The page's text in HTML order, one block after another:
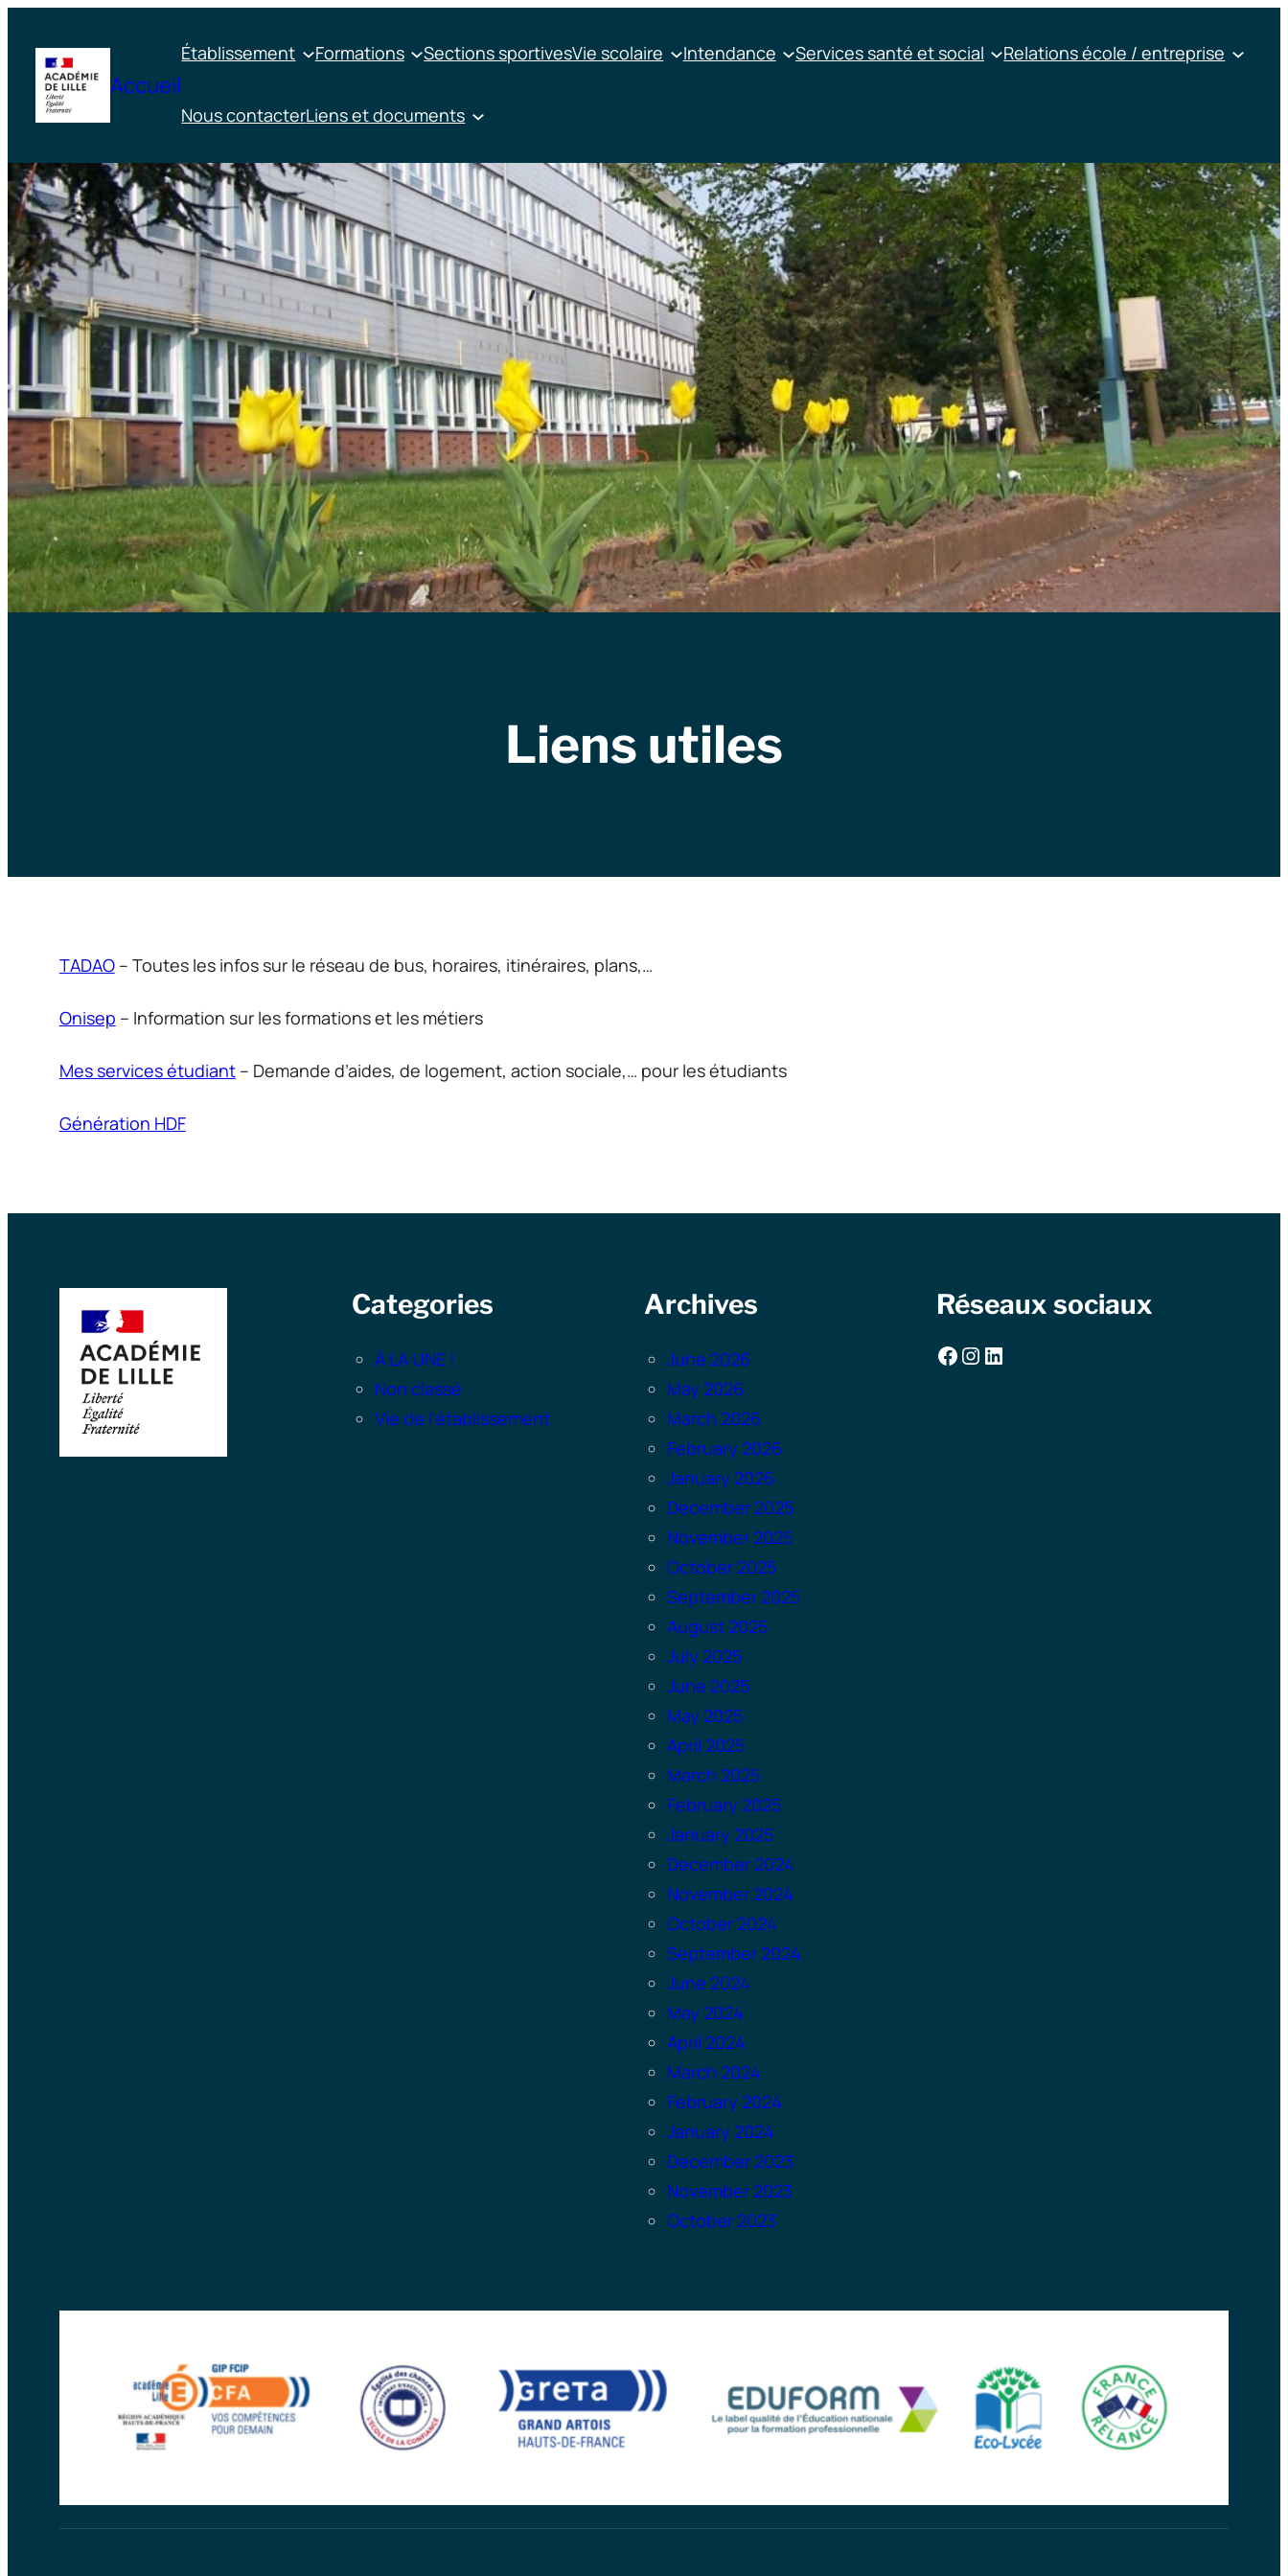
content
Accueil
Établissement Formations Sections sportivesVie scolaire Intendance Services santé et social Relations école / entreprise
Nous contacterLiens et documents
Liens utiles
TADAO– Toutes les infos sur le réseau de bus, horaires, itinéraires, plans,…
Onisep – Information sur les formations et les métiers
Mes services étudiant– Demande d’aides, de logement, action sociale,… pour les étudiants
Génération HDF
Categories
À LA UNE !
Non classé
Vie de l'établissement
Archives
June 2026
May 2026
March 2026
February 2026
January 2026
December 2025
November 2025
October 2025
September 2025
August 2025
July 2025
June 2025
May 2025
April 2025
March 2025
February 2025
January 2025
December 2024
November 2024
October 2024
September 2024
June 2024
May 2024
April 2024
March 2024
February 2024
January 2024
December 2023
November 2023
October 2023
Réseaux sociaux
Facebook Instagram LinkedIn